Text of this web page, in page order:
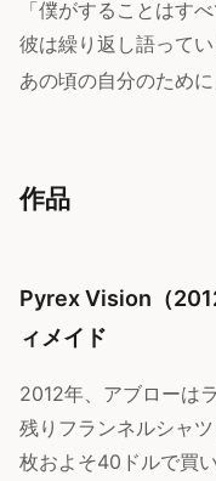
「僕がすることはす
彼は繰り返し語って
あの頃の自分のために
作品
Pyrex Vision（
ィメイド
2012年、アブローは
残りフランネルシャ
枚およそ40ドルで買